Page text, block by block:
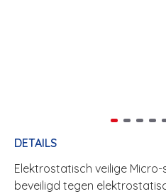
DETAILS
Elektrostatisch veilige
beveiligd tegen